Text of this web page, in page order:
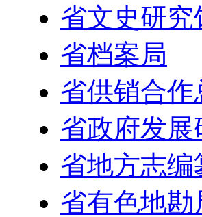
省文史研究
省档案局
省供销合作
省政府发展
省地方志编
省有色地勘